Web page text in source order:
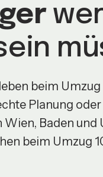
beim
Planung
Wien, Baden und
beim Umzug